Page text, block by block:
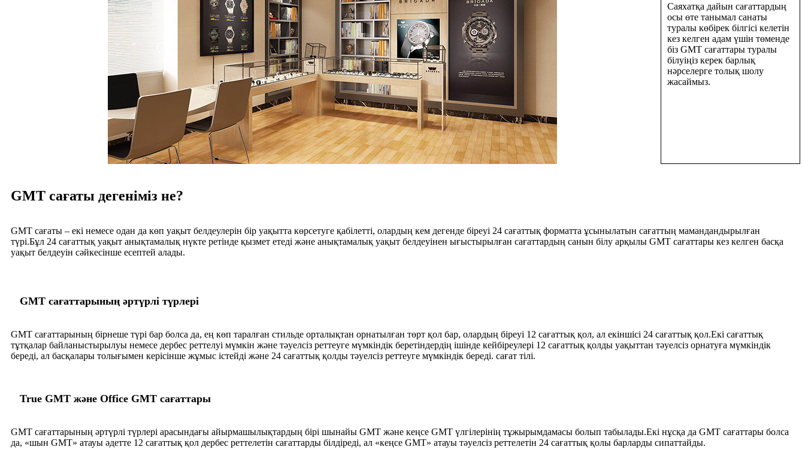
Саяхатқа дайын сағаттардың
осы өте танымал санаты
туралы көбірек білгісі келетін
кез келген адам үшін төменде
біз GMT сағаттары туралы
білуіңіз керек барлық
нәрселерге толық шолу
жасаймыз.
GMT сағаты дегеніміз не?
GMT сағаты – екі немесе одан да көп уақыт белдеулерін бір уақытта көрсетуге қабілетті, олардың кем дегенде біреуі 24 сағаттық форматта ұсынылатын сағаттың мамандандырылған
түрі.Бұл 24 сағаттық уақыт анықтамалық нүкте ретінде қызмет етеді және анықтамалық уақыт белдеуінен ығыстырылған сағаттардың санын білу арқылы GMT сағаттары кез келген басқа
уақыт белдеуін сәйкесінше есептей алады.
GMT сағаттарының әртүрлі түрлері
GMT сағаттарының бірнеше түрі бар болса да, ең көп таралған стильде орталықтан орнатылған төрт қол бар, олардың біреуі 12 сағаттық қол, ал екіншісі 24 сағаттық қол.Екі сағаттық
тұтқалар байланыстырылуы немесе дербес реттелуі мүмкін және тәуелсіз реттеуге мүмкіндік беретіндердің ішінде кейбіреулері 12 сағаттық қолды уақыттан тәуелсіз орнатуға мүмкіндік
береді, ал басқалары толығымен керісінше жұмыс істейді және 24 сағаттық қолды тәуелсіз реттеуге мүмкіндік береді. сағат тілі.
True GMT және Office GMT сағаттары
GMT сағаттарының әртүрлі түрлері арасындағы айырмашылықтардың бірі шынайы GMT және кеңсе GMT ​​үлгілерінің тұжырымдамасы болып табылады.Екі нұсқа да GMT сағаттары болса
да, «шын GMT» атауы әдетте 12 сағаттық қол дербес реттелетін сағаттарды білдіреді, ал «кеңсе GMT» атауы тәуелсіз реттелетін 24 сағаттық қолы барларды сипаттайды.